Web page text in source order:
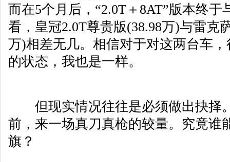
而在5个月后，“2.0T＋8AT”版本终
看，皇冠2.0T尊贵版(38.98万)与雷克
万)相差无几。相信对于对这两台车
的状态，我也是一样。
但现实情况往往是必须做出抉择
前，来一场真刀真枪的较量。究竟谁
旗？